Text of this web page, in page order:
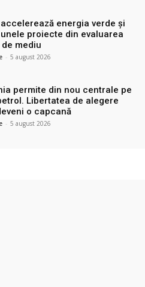
energia verde și
proiecte din evaluarea
mediu
- 5 august 2026
permite din nou centrale pe
Libertatea de alegere
o capcană
- 5 august 2026